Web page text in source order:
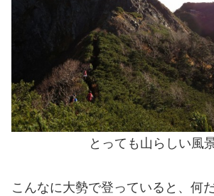
とっても山らしい風景
こんなに大勢で登っていると、何